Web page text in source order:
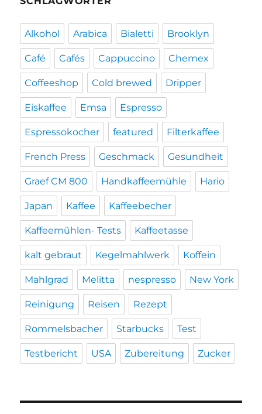
Alkohol Arabica Bialetti Brooklyn
Café Cafés Cappuccino Chemex
Coffeeshop Cold brewed Dripper
Eiskaffee Emsa Espresso
Espressokocher featured Filterkaffee
French Press Geschmack Gesundheit
Graef CM 800 Handkaffeemühle Hario
Japan Kaffee Kaffeebecher
Kaffeemühlen- Tests Kaffeetasse
kalt gebraut Kegelmahlwerk Koffein
Mahlgrad Melitta nespresso New York
Reinigung Reisen Rezept
Rommelsbacher Starbucks Test
Testbericht USA Zubereitung Zucker